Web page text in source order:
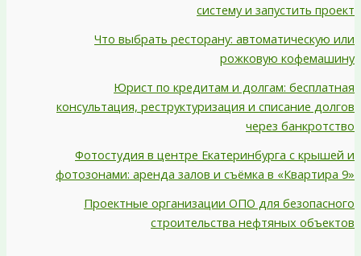
систему и запустить проект
Что выбрать ресторану: автоматическую или
рожковую кофемашину
Юрист по кредитам и долгам: бесплатная
консультация, реструктуризация и списание долгов
через банкротство
Фотостудия в центре Екатеринбурга с крышей и
фотозонами: аренда залов и съёмка в «Квартира 9»
Проектные организации ОПО для безопасного
строительства нефтяных объектов